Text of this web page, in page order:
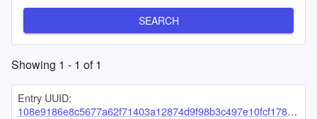
SEARCH
Showing 1 - 1 of1
Entry UUID:
108e9186e8c5677a62f71403a12874d9f98b3c497e10fcf178be222a5f295a855f58be443bc247b7